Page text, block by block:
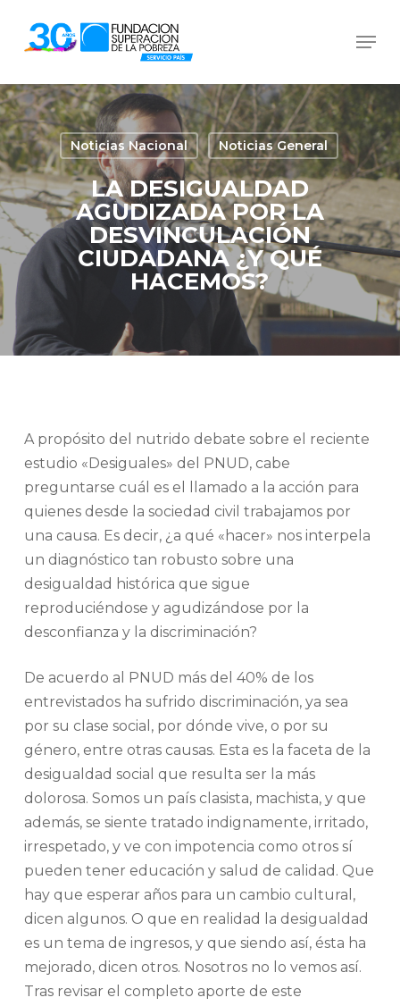
content
Noticias Nacional Noticias General
LA DESIGUALDAD
AGUDIZADA POR LA
DESVINCULACIÓN
CIUDADANA ¿Y QUÉ
HACEMOS?
A propósito del nutrido debate sobre el reciente
estudio «Desiguales» del PNUD, cabe
preguntarse cuál es el llamado a la acción para
quienes desde la sociedad civil trabajamos por
una causa. Es decir, ¿a qué «hacer» nos interpela
un diagnóstico tan robusto sobre una
desigualdad histórica que sigue
reproduciéndose y agudizándose por la
desconfianza y la discriminación?
De acuerdo al PNUD más del 40% de los
entrevistados ha sufrido discriminación, ya sea
por su clase social, por dónde vive, o por su
género, entre otras causas. Esta es la faceta de la
desigualdad social que resulta ser la más
dolorosa. Somos un país clasista, machista, y que
además, se siente tratado indignamente, irritado,
irrespetado, y ve con impotencia como otros sí
pueden tener educación y salud de calidad. Que
hay que esperar años para un cambio cultural,
dicen algunos. O que en realidad la desigualdad
es un tema de ingresos, y que siendo así, ésta ha
mejorado, dicen otros. Nosotros no lo vemos así.
Tras revisar el completo aporte de este
Menu